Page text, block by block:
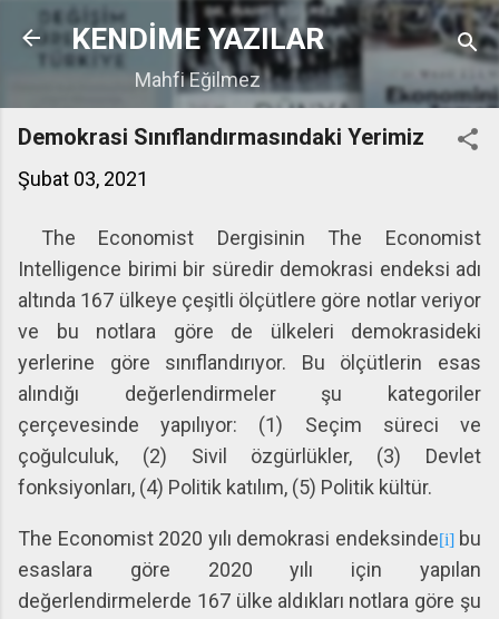
Ana içeriğe atla
KENDİME YAZILAR
Mahfi Eğilmez
Demokrasi Sınıflandırmasındaki Yerimiz
Şubat 03, 2021
The Economist Dergisinin The Economist
Intelligence birimi bir süredir demokrasi endeksi adı
altında 167 ülkeye çeşitli ölçütlere göre notlar veriyor
ve bu notlara göre de ülkeleri demokrasideki
yerlerine göre sınıflandırıyor. Bu ölçütlerin esas
alındığı değerlendirmeler şu kategoriler
çerçevesinde yapılıyor: (1) Seçim süreci ve
çoğulculuk, (2) Sivil özgürlükler, (3) Devlet
fonksiyonları, (4) Politik katılım, (5) Politik kültür.
The Economist 2020 yılı demokrasi endeksinde[i]bu
esaslara göre 2020 yılı için yapılan
değerlendirmelerde 167 ülke aldıkları notlara göre şu